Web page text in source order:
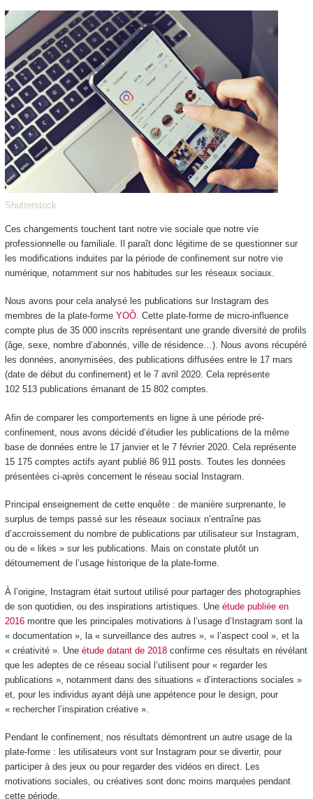
Shutterstock
Ces changements touchent tant notre vie sociale que notre vie
professionnelle ou familiale. Il paraît donc légitime de se questionner sur
les modifications induites par la période de confinement sur notre vie
numérique, notamment sur nos habitudes sur les réseaux sociaux.
Nous avons pour cela analysé les publications sur Instagram des
membres de la plate-forme YOÔ. Cette plate-forme de micro-influence
compte plus de 35 000 inscrits représentant une grande diversité de profils
(âge, sexe, nombre d’abonnés, ville de résidence…). Nous avons récupéré
les données, anonymisées, des publications diffusées entre le 17 mars
(date de début du confinement) et le 7 avril 2020. Cela représente
102 513 publications émanant de 15 802 comptes.
Afin de comparer les comportements en ligne à une période pré-
confinement, nous avons décidé d’étudier les publications de la même
base de données entre le 17 janvier et le 7 février 2020. Cela représente
15 175 comptes actifs ayant publié 86 911 posts. Toutes les données
présentées ci-après concernent le réseau social Instagram.
Principal enseignement de cette enquête : de manière surprenante, le
surplus de temps passé sur les réseaux sociaux n’entraîne pas
d’accroissement du nombre de publications par utilisateur sur Instagram,
ou de « likes » sur les publications. Mais on constate plutôt un
détournement de l’usage historique de la plate-forme.
À l’origine, Instagram était surtout utilisé pour partager des photographies
de son quotidien, ou des inspirations artistiques. Une étude publiée en
2016montre que les principales motivations à l’usage d’Instagram sont la
« documentation », la « surveillance des autres », « l’aspect cool », et la
« créativité ». Une étude datant de 2018confirme ces résultats en révélant
que les adeptes de ce réseau social l’utilisent pour « regarder les
publications », notamment dans des situations « d’interactions sociales »
et, pour les individus ayant déjà une appétence pour le design, pour
« rechercher l’inspiration créative ».
Pendant le confinement, nos résultats démontrent un autre usage de la
plate-forme : les utilisateurs vont sur Instagram pour se divertir, pour
participer à des jeux ou pour regarder des vidéos en direct. Les
motivations sociales, ou créatives sont donc moins marquées pendant
cette période.